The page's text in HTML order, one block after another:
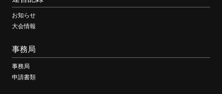
お知らせ
大会情報
事務局
事務局
申請書類